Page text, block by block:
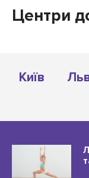
Центри
Київ